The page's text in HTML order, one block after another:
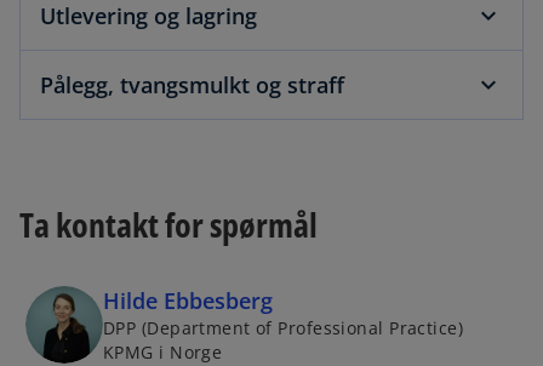
Utlevering og lagring
Pålegg, tvangsmulkt og straff
Ta kontakt for spørmål
Hilde Ebbesberg
DPP (Department of Professional Practice)
KPMG i Norge